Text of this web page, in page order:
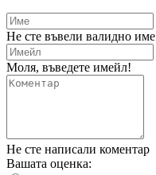
Не сте въвели валидно име
Моля, въведете имейл!
Не сте написали коментар
Вашата оценка: